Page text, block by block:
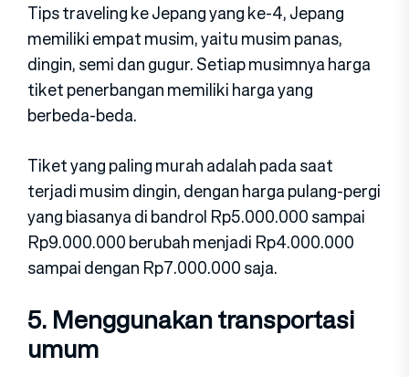
Tips traveling ke Jepang yang ke-4, Jepang
memiliki empat musim, yaitu musim panas,
dingin, semi dan gugur. Setiap musimnya harga
tiket penerbangan memiliki harga yang
berbeda-beda.
Tiket yang paling murah adalah pada saat
terjadi musim dingin, dengan harga pulang-pergi
yang biasanya di bandrol Rp5.000.000 sampai
Rp9.000.000 berubah menjadi Rp4.000.000
sampai dengan Rp7.000.000 saja.
5. Menggunakan transportasi
umum